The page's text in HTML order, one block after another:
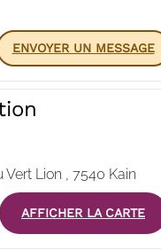
ENVOYER UN MESSAGE
Vert Lion , 7540 Kain
AFFICHER LA CARTE